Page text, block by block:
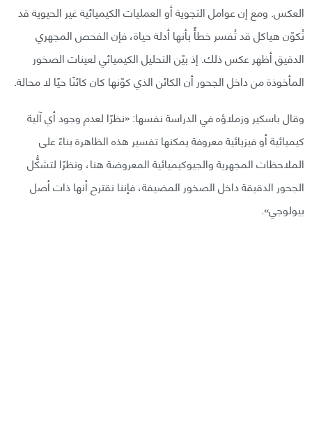
العكس. ومع إن عوامل التجوية أو العمليات الكيميائية غير الحيوية قد
تُكوّن هياكل قد تُفسر خطأً بأنها أدلة حياة، فإن الفحص المجهري
الدقيق أظهر عكس ذلك. إذ بيّن التحليل الكيميائي لعينات الصخور
المأخوذة من داخل الجحور أن الكائن الذي كوّنها كان كائنًا حيًا لا محالة.
وقال باسكير وزملاؤه في الدراسة نفسها: «نظرًا لعدم وجود أي آلية
كيميائية أو فيزيائية معروفة يمكنها تفسير هذه الظاهرة بناءً على
الملاحظات المجهرية والجيوكيميائية المعروضة هنا، ونظرًا لتشكُّل
الجحور الدقيقة داخل الصخور المضيفة، فإننا نقترح أنها ذات أصل
بيولوجي».